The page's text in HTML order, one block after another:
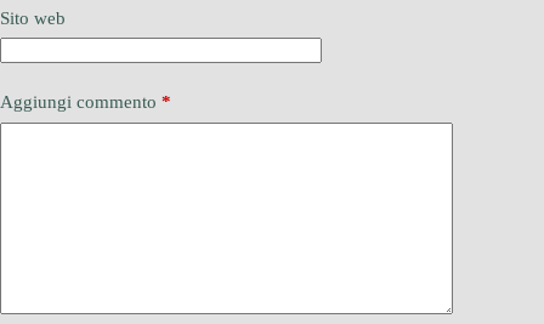
Sito web
Aggiungi commento *